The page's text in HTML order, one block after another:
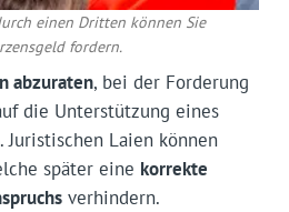
einen Dritten können Sie
fordern.
abzuraten, bei der Forderung
die Unterstützung eines
Laien können
später eine korrekte
verhindern.